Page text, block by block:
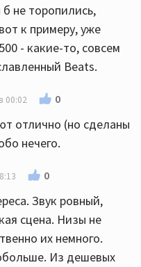
не торопились,
к примеру, уже
- какие-то, совсем
Beats.
00:02 0
отлично (но сделаны
нечего.
0
Звук ровный,
сцена. Низы не
их немного.
Из дешевых